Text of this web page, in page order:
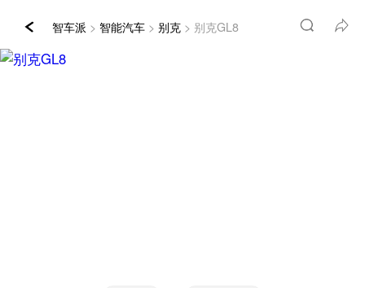
智车派 >智能汽车 >别克 > 别克GL8